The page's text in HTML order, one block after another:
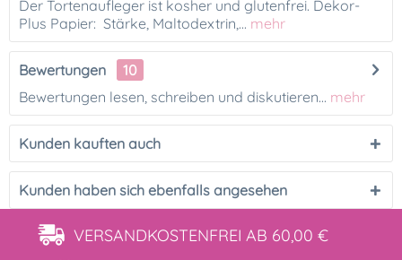
Der Tortenaufleger ist kosher und glutenfrei. Dekor-
Plus Papier: Stärke, Maltodextrin,... mehr
Bewertungen
10
Bewertungen lesen, schreiben und diskutieren... mehr
Kunden kauften auch
Kunden haben sich ebenfalls angesehen
VERSANDKOSTENFREI AB 60,00 €